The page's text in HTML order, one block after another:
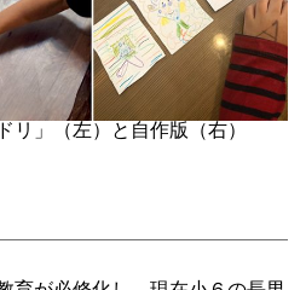
リ」（左）と自作版（右）